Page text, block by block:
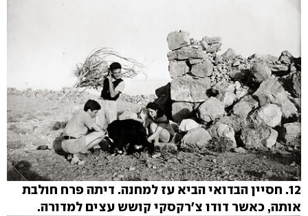
12. חסיין הבדואי הביא עז למחנה. דיתה פרח חולבת
אותה, כאשר דודו צ'רקסקי קושש עצים למדורה.